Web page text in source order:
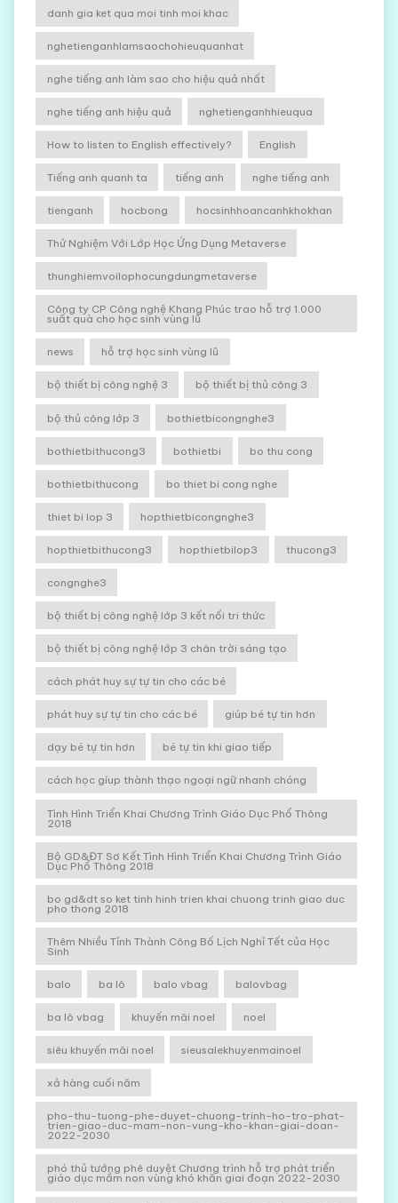
danh gia ket qua moi tinh moi khac
nghetienganhlamsaochohieuquanhat
nghe tiếng anh làm sao cho hiệu quả nhất
nghe tiếng anh hiệu quả nghetienganhhieuqua
How to listen to English effectively? English
Tiếng anh quanh ta tiếng anh nghe tiếng anh
tienganh hocbong hocsinhhoancanhkhokhan
Thử Nghiệm Với Lớp Học Ứng Dụng Metaverse
thunghiemvoilophocungdungmetaverse
Công ty CP Công nghệ Khang Phúc trao hỗ trợ 1.000
suất quà cho học sinh vùng lũ
news hỗ trợ học sinh vùng lũ
bộ thiết bị công nghệ 3 bộ thiết bị thủ công 3
bộ thủ công lớp 3 bothietbicongnghe3
bothietbithucong3 bothietbi bo thu cong
bothietbithucong bo thiet bi cong nghe
thiet bi lop 3 hopthietbicongnghe3
hopthietbithucong3 hopthietbilop3 thucong3
congnghe3
bộ thiết bị công nghệ lớp 3 kết nối tri thức
bộ thiết bị công nghệ lớp 3 chân trời sáng tạo
cách phát huy sự tự tin cho các bé
phát huy sự tự tin cho các bé giúp bé tự tin hơn
dạy bé tự tin hơn bé tự tin khi giao tiếp
cách học gíup thành thạo ngoại ngữ nhanh chóng
Tình Hình Triển Khai Chương Trình Giáo Dục Phổ Thông
2018
Bộ GD&ĐT Sơ Kết Tình Hình Triển Khai Chương Trình Giáo
Dục Phổ Thông 2018
bo gd&dt so ket tinh hinh trien khai chuong trinh giao duc
pho thong 2018
Thêm Nhiều Tỉnh Thành Công Bố Lịch Nghỉ Tết của Học
Sinh
balo ba lô balo vbag balovbag
ba lô vbag khuyến mãi noel noel
siêu khuyến mãi noel sieusalekhuyenmainoel
xả hàng cuối năm
pho-thu-tuong-phe-duyet-chuong-trinh-ho-tro-phat-
trien-giao-duc-mam-non-vung-kho-khan-giai-doan-
2022-2030
phó thủ tướng phê duyệt Chương trình hỗ trợ phát triển
giáo dục mầm non vùng khó khăn giai đoạn 2022-2030